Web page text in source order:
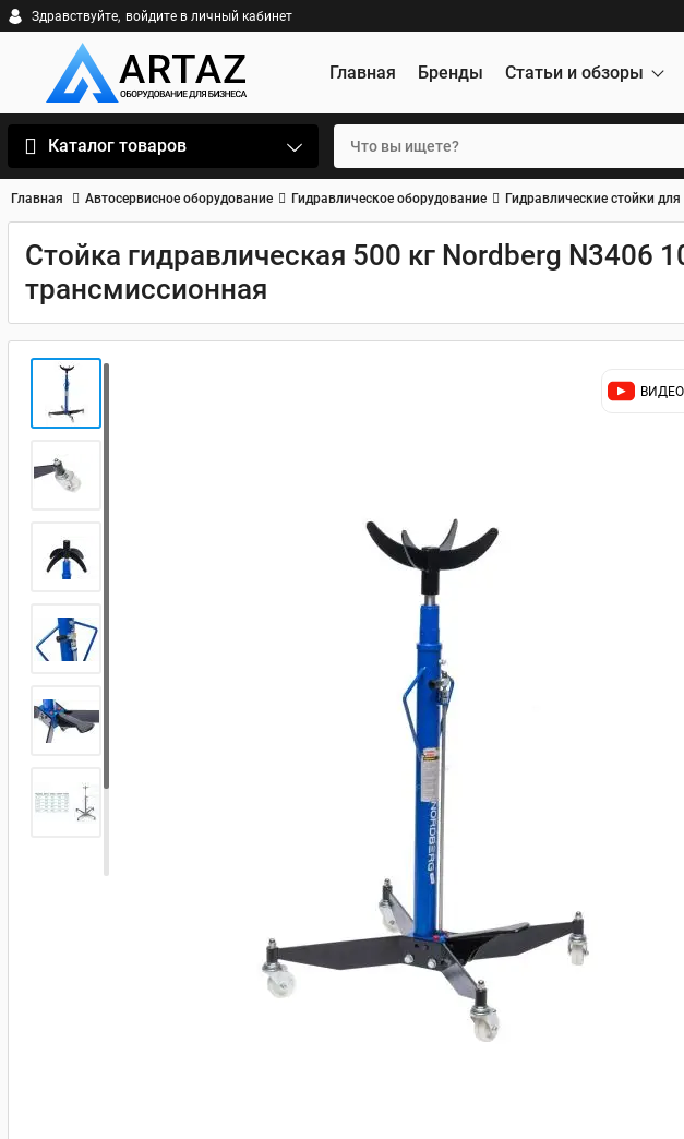
Здравствуйте, войдите в личный кабинет
Главная Бренды Статьи и обзоры
Каталог товаров
Главная Автосервисное оборудование Гидравлическое оборудование Гидравлические стойки для
Стойка гидравлическая 500 кг Nordberg N3406
трансмиссионная